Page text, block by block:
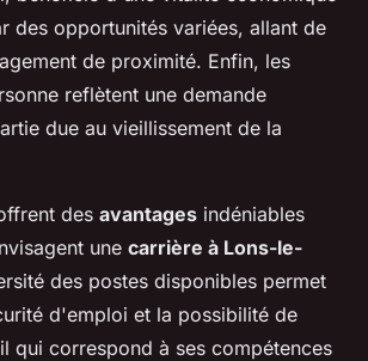
des opportunités variées, allant de
de proximité. Enfin, les
reflètent une demande
due au vieillissement de la
des avantages indéniables
une carrière à Lons-le-
des postes disponibles permet
d'emploi et la possibilité de
qui correspond à ses compétences